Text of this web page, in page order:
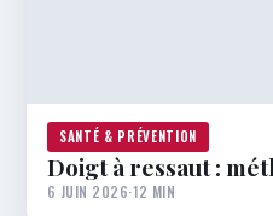
SANTÉ & PRÉVENTION
Doigt à ressaut :
6 JUIN 2026·12 MIN